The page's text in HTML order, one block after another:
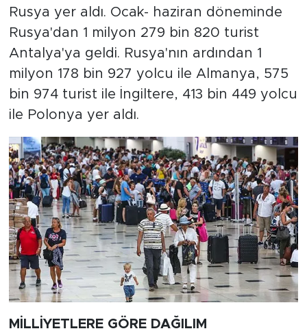
Rusya yer aldı. Ocak- haziran döneminde
Rusya'dan 1 milyon 279 bin 820 turist
Antalya'ya geldi. Rusya'nın ardından 1
milyon 178 bin 927 yolcu ile Almanya, 575
bin 974 turist ile İngiltere, 413 bin 449 yolcu
ile Polonya yer aldı.
MİLLİYETLERE GÖRE DAĞILIM